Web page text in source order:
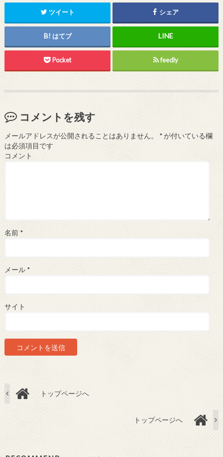
ツイート シェア
はてブ
Pocket feedly
コメントを残す
メールアドレスが公開されることはありません。 *が付いている欄
は必須項目です
コメント
名前 *
メール *
サイト
トップページへ
トップページへ